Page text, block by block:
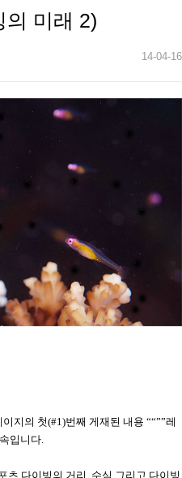
의 미래 2)
14-04-16
이지의 첫(#1)번째 게재된 내용 ““””레
입니다
츠 다이빙의 거리 수심 그리고 다이빙